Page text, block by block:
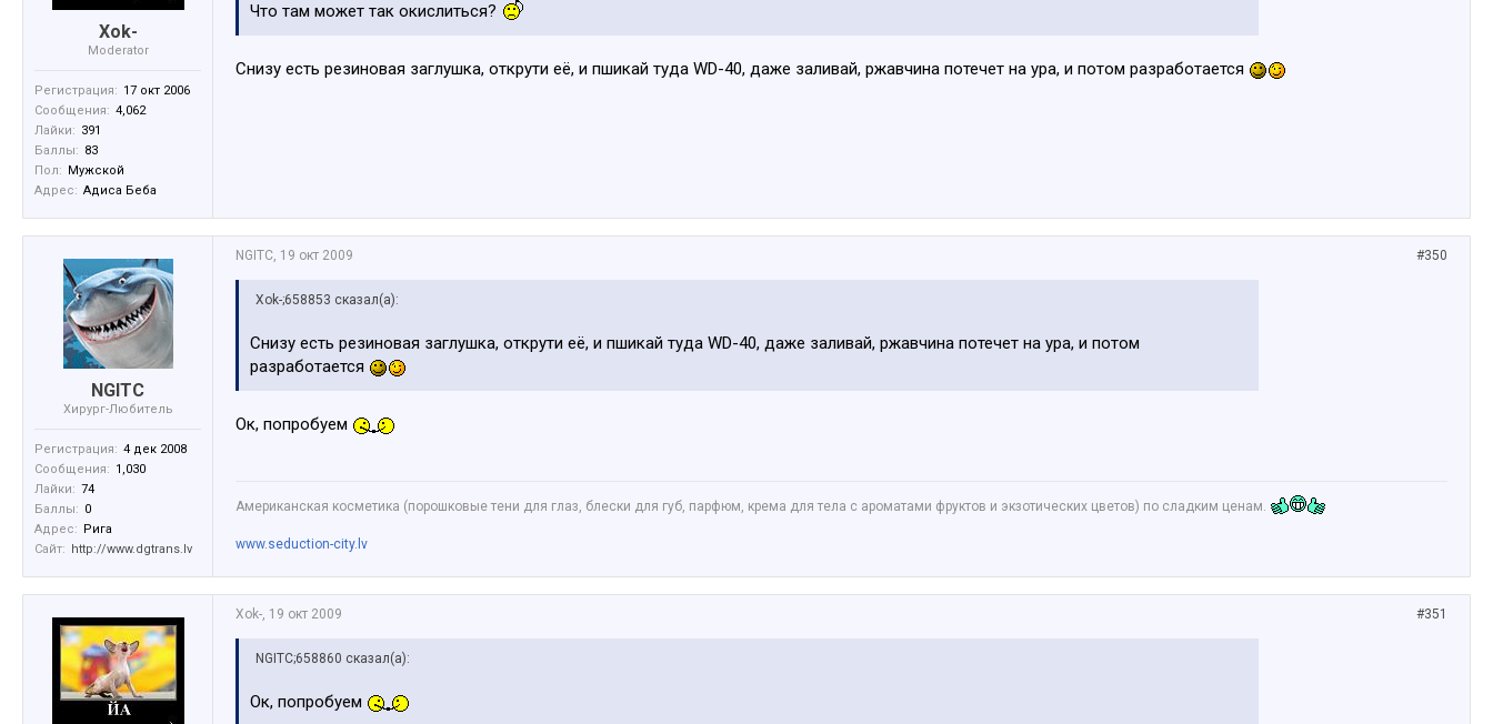
Xok-
Moderator
Регистрация: 17 окт 2006
Сообщения: 4,062
Лайки: 391
Баллы: 83
Пол: Мужской
Адрес: Адиса Беба
Что там может так окислиться?
Снизу есть резиновая заглушка, открути её, и пшикай туда WD-40, даже заливай, ржавчина потечет на ура, и потом разработается
NGITC
Хирург-Любитель
Регистрация: 4 дек 2008
Сообщения: 1,030
Лайки: 74
Баллы: 0
Адрес: Рига
Сайт: http://www.dgtrans.lv
#350
NGITC, 19 окт 2009
Xok-;658853 сказал(а):
Снизу есть резиновая заглушка, открути её, и пшикай туда WD-40, даже заливай, ржавчина потечет на ура, и потом
разработается
Ок, попробуем
Американская косметика (порошковые тени для глаз, блески для губ, парфюм, крема для тела с ароматами фруктов и экзотических цветов) по сладким ценам.
www.seduction-city.lv
#351
Xok-, 19 окт 2009
NGITC;658860 сказал(а):
Ок, попробуем